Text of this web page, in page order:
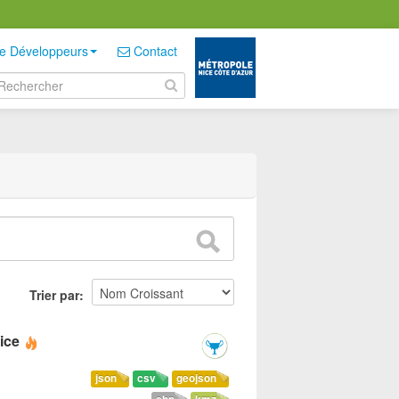
Développeurs Contact
Trier par
geojson
csv
json